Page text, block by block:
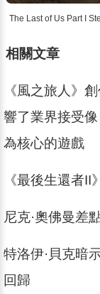
The Last of Us Part I
相關文章
《風之旅人》
響了業界接受
為核心的遊戲
《最後生還者
尼克·奧佛曼差
特洛伊·貝克暗
回歸